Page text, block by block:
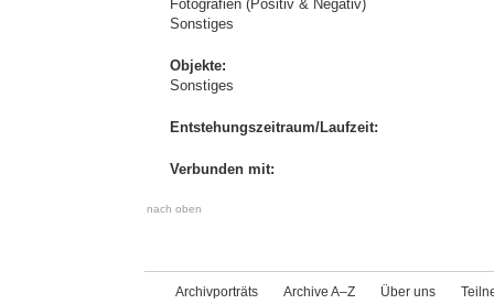
Fotografien (Positiv & Negativ)
Sonstiges
Objekte:
Sonstiges
Entstehungszeitraum/Laufzeit:
Verbunden mit:
nach oben
Archivporträts Archive A–Z Über uns